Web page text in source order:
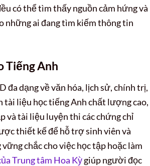
có thể tìm thấy nguồn cảm hứng và
những ai đang tìm kiếm thông tin
Tiếng Anh
dạng về văn hóa, lịch sử, chính trị,
liệu học tiếng Anh chất lượng cao,
và tài liệu luyện thi các chứng chỉ
thiết kế để hỗ trợ sinh viên và
chắc cho việc học tập hoặc làm
Trung tâm Hoa Kỳgiúp người đọc